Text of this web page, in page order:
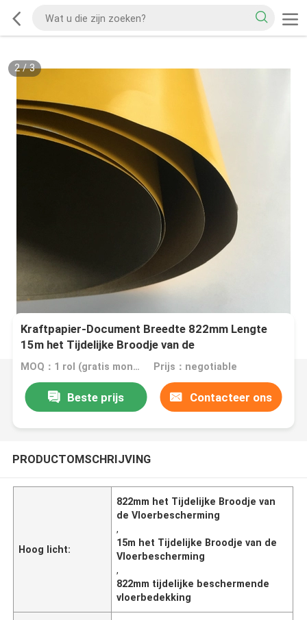
2/3
Kraftpapier-Document Breedte 822mm Lengte
15m het Tijdelijke Broodje van de
Vloerbescherming
MOQ：1 rol (gratis monster van A4-formaat) Prijs：negotiable
Beste prijs Contacteer ons
PRODUCTOMSCHRIJVING
Hoog licht:
822mm het Tijdelijke Broodje van
de Vloerbescherming
,
15m het Tijdelijke Broodje van de
Vloerbescherming
,
822mm tijdelijke beschermende
vloerbedekking